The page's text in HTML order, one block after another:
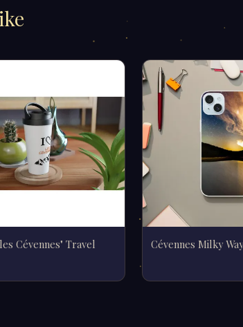
Cévennes" Travel
Cévennes Milky